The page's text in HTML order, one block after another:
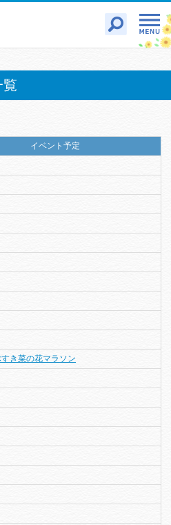
覧
イベント予定
き菜の花マラソン